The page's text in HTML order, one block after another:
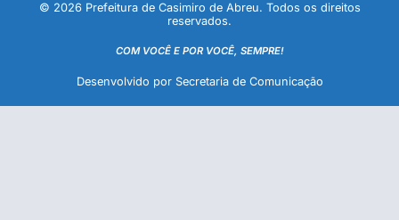
© 2026 Prefeitura de Casimiro de Abreu. Todos os direitos
reservados.
COM VOCÊ E POR VOCÊ, SEMPRE!
Desenvolvido por Secretaria de Comunicação